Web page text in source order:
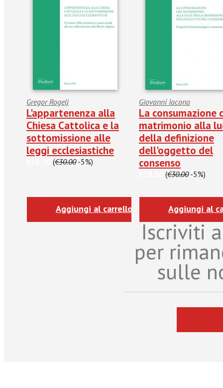
Gregor Rogelj
L'appartenenza alla
Chiesa Cattolica e la
sottomissione alle
leggi ecclesiastiche
(€30.00-5%)
Aggiungi al carrello
Giovanni Iacono
La consumazione
matrimonio alla
della definizione
dell'oggetto del
consenso
(€30.00-5%)
Aggiungi al
Iscriviti
per
sulle